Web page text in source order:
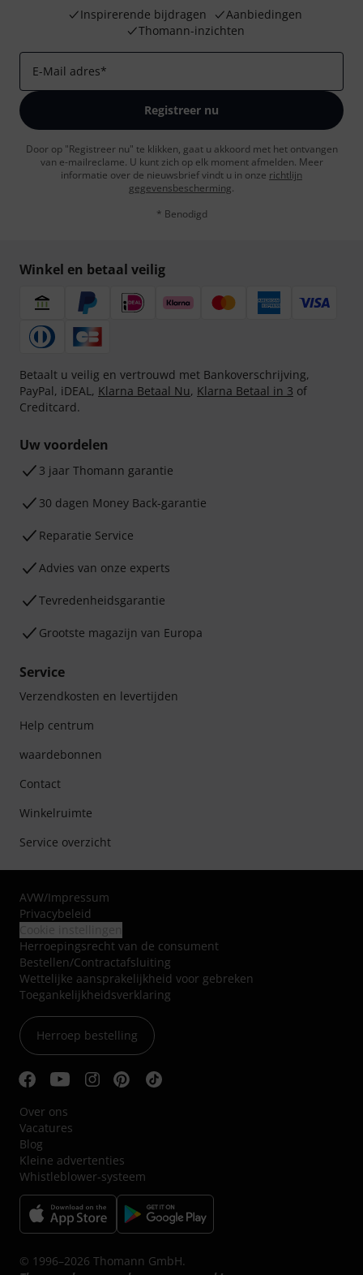
Inspirerende bijdragen
Aanbiedingen
Thomann-inzichten
E-Mail adres*
Registreer nu
Door op "Registreer nu" te klikken, gaat u akkoord met het ontvangen
van e-mailreclame. U kunt zich op elk moment afmelden. Meer
informatie over de nieuwsbrief vindt u in onze richtlijn
gegevensbescherming.
* Benodigd
Winkel en betaal veilig
Betaalt u veilig en vertrouwd met Bankoverschrijving,
PayPal, iDEAL, Klarna Betaal Nu, Klarna Betaal in 3 of
Creditcard.
Uw voordelen
3 jaar Thomann garantie
30 dagen Money Back-garantie
Reparatie Service
Advies van onze experts
Tevredenheidsgarantie
Grootste magazijn van Europa
Service
Verzendkosten en levertijden
Help centrum
waardebonnen
Contact
Winkelruimte
Service overzicht
AVW/Impressum
Privacybeleid
Herroepingsrecht van de consument
Bestellen/Contractafsluiting
Wettelijke aansprakelijkheid voor gebreken
Toegankelijkheidsverklaring
Herroep bestelling
Over ons
Vacatures
Blog
Kleine advertenties
Whistleblower-systeem
© 1996–2026 Thomann GmbH.